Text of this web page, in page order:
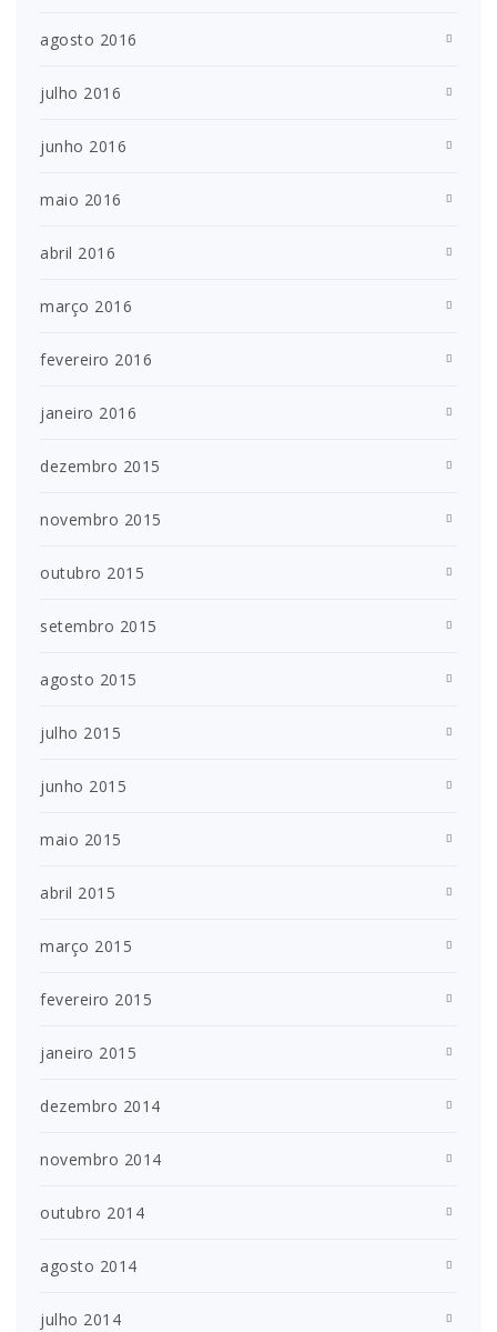
agosto 2016
julho 2016
junho 2016
maio 2016
abril 2016
março 2016
fevereiro 2016
janeiro 2016
dezembro 2015
novembro 2015
outubro 2015
setembro 2015
agosto 2015
julho 2015
junho 2015
maio 2015
abril 2015
março 2015
fevereiro 2015
janeiro 2015
dezembro 2014
novembro 2014
outubro 2014
agosto 2014
julho 2014